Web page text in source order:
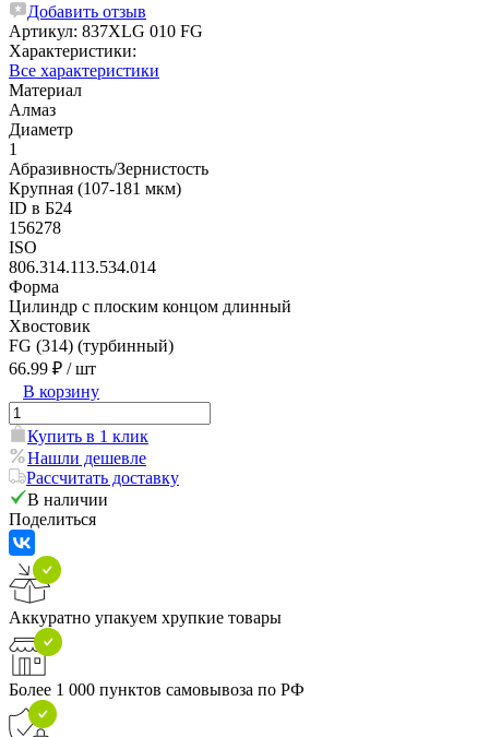
Добавить отзыв
Артикул: 837XLG 010 FG
Характеристики:
Все характеристики
Материал
Алмаз
Диаметр
1
Абразивность/Зернистость
Крупная (107-181 мкм)
ID в Б24
156278
ISO
806.314.113.534.014
Форма
Цилиндр с плоским концом длинный
Хвостовик
FG (314) (турбинный)
66.99 ₽ / шт
В корзину
Купить в 1 клик
Нашли дешевле
Рассчитать доставку
В наличии
Поделиться
Аккуратно упакуем хрупкие товары
Более 1 000 пунктов самовывоза по РФ